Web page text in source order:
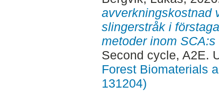
avverkningskostnad
slingerstråk i
metoder inom
Second cycle, A2E.
Forest Biomaterials
131204)